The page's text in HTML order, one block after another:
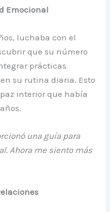
Emocional
luchaba con el
que su número
prácticas
su rutina diaria. Esto
interior que había
una guía para
Ahora me siento más